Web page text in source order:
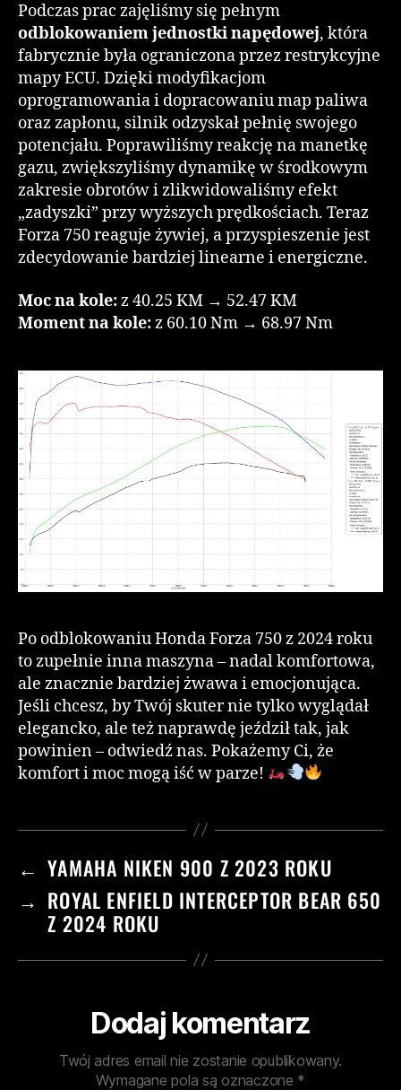
Podczas prac zajęliśmy się pełnym
odblokowaniem jednostki napędowej, która
fabrycznie była ograniczona przez restrykcyjne
mapy ECU. Dzięki modyfikacjom
oprogramowania i dopracowaniu map paliwa
oraz zapłonu, silnik odzyskał pełnię swojego
potencjału. Poprawiliśmy reakcję na manetkę
gazu, zwiększyliśmy dynamikę w środkowym
zakresie obrotów i zlikwidowaliśmy efekt
„zadyszki” przy wyższych prędkościach. Teraz
Forza 750 reaguje żywiej, a przyspieszenie jest
zdecydowanie bardziej linearne i energiczne.
Moc na kole:z 40.25 KM → 52.47 KM
Moment na kole:z 60.10 Nm → 68.97 Nm
Po odblokowaniu Honda Forza 750 z 2024 roku
to zupełnie inna maszyna – nadal komfortowa,
ale znacznie bardziej żwawa i emocjonująca.
Jeśli chcesz, by Twój skuter nie tylko wyglądał
elegancko, ale też naprawdę jeździł tak, jak
powinien – odwiedź nas. Pokażemy Ci, że
komfort i moc mogą iść w parze!
← YAMAHA NIKEN 900 Z 2023 ROKU
→ ROYAL ENFIELD INTERCEPTOR BEAR 650
Z 2024 ROKU
Dodaj komentarz
Twój adres email nie zostanie opublikowany.
Wymagane pola są oznaczone *